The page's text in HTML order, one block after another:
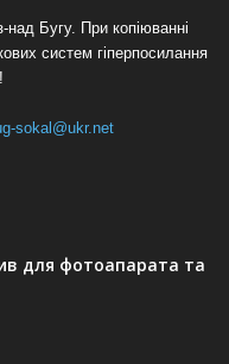
над Бугу. При копіюванні
систем гіперпосилання
sokal@ukr.net
для фотоапарата та